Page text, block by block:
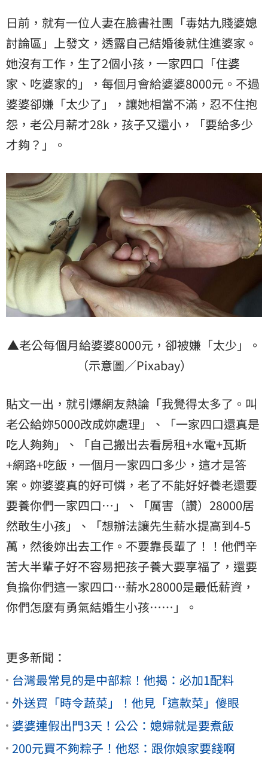
日前，就有一位人妻在臉書社團「毒姑九賤婆媳
討論區」上發文，透露自己結婚後就住進婆家。
她沒有工作，生了2個小孩，一家四口「住婆
家、吃婆家的」，每個月會給婆婆8000元。不過
婆婆卻嫌「太少了」，讓她相當不滿，忍不住抱
怨，老公月薪才28k，孩子又還小，「要給多少
才夠？」。
▲老公每個月給婆婆8000元，卻被嫌「太少」。
（示意圖／Pixabay）
貼文一出，就引爆網友熱論「我覺得太多了。叫
老公給妳5000改成妳處理」、「一家四口還真是
吃人夠夠」、「自己搬出去看房租+水電+瓦斯
+網路+吃飯，一個月一家四口多少，這才是答
案。妳婆婆真的好可憐，老了不能好好養老還要
要養你們一家四口…」、「厲害（讚）28000居
然敢生小孩」、「想辦法讓先生薪水提高到4-5
萬，然後妳出去工作。不要靠長輩了！！他們辛
苦大半輩子好不容易把孩子養大要享福了，還要
負擔你們這一家四口…薪水28000是最低薪資，
你們怎麼有勇氣結婚生小孩……」。
更多新聞：
台灣最常見的是中部粽！他揭：必加1配料
外送買「時令蔬菜」！他見「這款菜」傻眼
婆婆連假出門3天！公公：媳婦就是要煮飯
200元買不夠粽子！他怒：跟你娘家要錢啊